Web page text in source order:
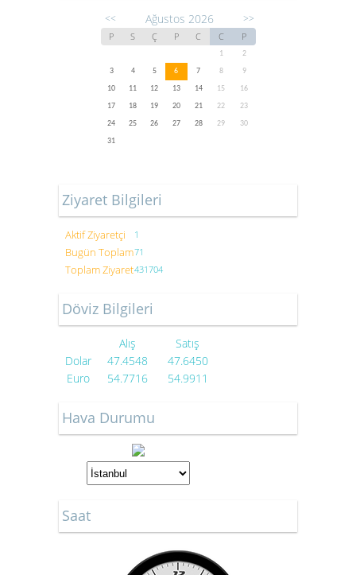
<< Ağustos 2026 >>
P S Ç P C C P
1
2
3
4 5 6 7 8
9
10
11 12 13 14 15
16
17
18 19 20 21 22
23
24
25 26 27 28 29
30
31
Ziyaret Bilgileri
Aktif Ziyaretçi 1
Bugün Toplam71
Toplam Ziyaret431704
Döviz Bilgileri
Alış
Satış
Dolar
47.4548
47.6450
Euro
54.7716 54.9911
Hava Durumu
Saat